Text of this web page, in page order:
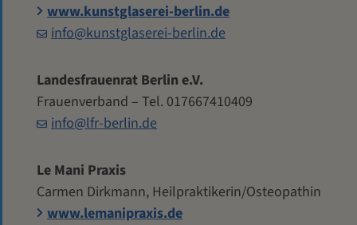
www.kunstglaserei-berlin.de
info@kunstglaserei-berlin.de
Landesfrauenrat Berlin e.V.
Frauenverband – Tel. 017667410409
info@lfr-berlin.de
Le Mani Praxis
Carmen Dirkmann, Heilpraktikerin/Osteopathin
www.lemanipraxis.de